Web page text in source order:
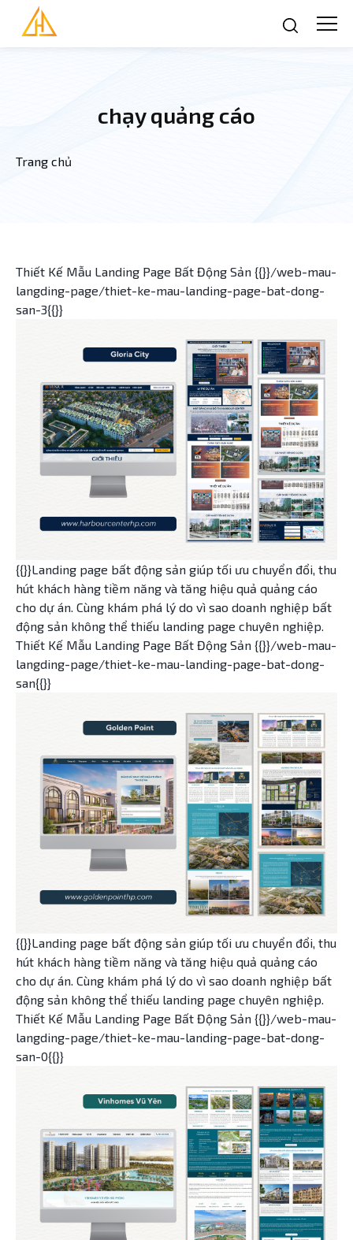
Nhảy đến nội dung
chạy quảng cáo
Bạn đang ở đây
Trang chủ
Thiết Kế Mẫu Landing Page Bất Động Sản {{}}/web-mau-
langding-page/thiet-ke-mau-landing-page-bat-dong-
san-3{{}}
{{}}Landing page bất động sản giúp tối ưu chuyển đổi, thu
hút khách hàng tiềm năng và tăng hiệu quả quảng cáo
cho dự án. Cùng khám phá lý do vì sao doanh nghiệp bất
động sản không thể thiếu landing page chuyên nghiệp.
Thiết Kế Mẫu Landing Page Bất Động Sản {{}}/web-mau-
langding-page/thiet-ke-mau-landing-page-bat-dong-
san{{}}
{{}}Landing page bất động sản giúp tối ưu chuyển đổi, thu
hút khách hàng tiềm năng và tăng hiệu quả quảng cáo
cho dự án. Cùng khám phá lý do vì sao doanh nghiệp bất
động sản không thể thiếu landing page chuyên nghiệp.
Thiết Kế Mẫu Landing Page Bất Động Sản {{}}/web-mau-
langding-page/thiet-ke-mau-landing-page-bat-dong-
san-0{{}}